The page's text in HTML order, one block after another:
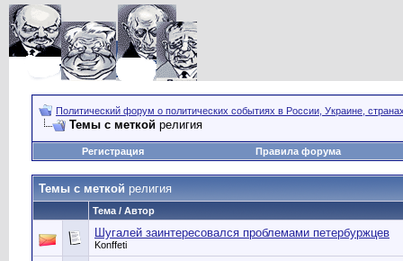
Политический форум о политических событиях в России, Украине,
Темы с меткой религия
Регистрация Правила форума
Темы с меткой религия
Тема / Автор
Шугалей заинтересовался проблемами петербуржцев
Konffeti